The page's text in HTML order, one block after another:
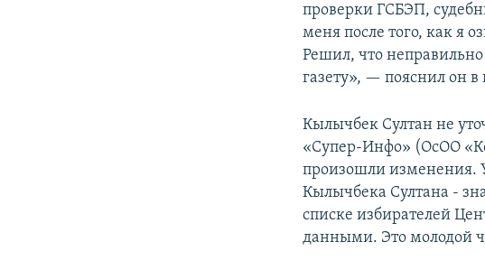
проверки ГСБЭП,
меня после того, как я
Решил, что
газету», — пояснил он
Кылычбек Султан не
«Супер-Инфо» (ОсОО
произошли изменения.
Кылычбека Султана -
списке избирателей
данными. Это молодой